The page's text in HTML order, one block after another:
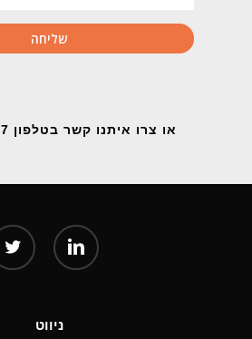
או צרו איתנו קשר בטלפון 054-4635797
twitter linkedin
ניווט